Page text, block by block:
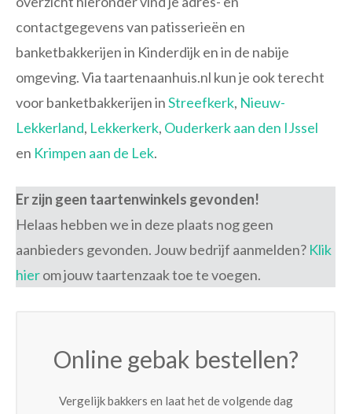
contactgegevens van patisserieën en
banketbakkerijen in Kinderdijk en in de nabije
omgeving. Via taartenaanhuis.nl kun je ook terecht
voor banketbakkerijen inStreefkerk, Nieuw-
Lekkerland, Lekkerkerk, Ouderkerk aan den IJssel
en Krimpen aan de Lek.
Er zijn geen taartenwinkels gevonden!
Helaas hebben we in deze plaats nog geen
aanbieders gevonden. Jouw bedrijf aanmelden? Klik
hierom jouw taartenzaak toe te voegen.
Online gebak bestellen?
Vergelijk bakkers en laat het de volgende dag